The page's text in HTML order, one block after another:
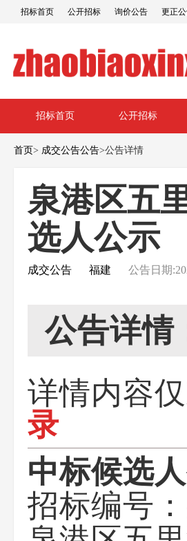
招标首页 公开招标 询价公告 更正
招标首页 公开招标
首页> 成交公告公告>公告详情
泉港区五
选人公示
成交公告 福建 公告日期
公告详情
详情内容
录
中标候选
招标编号：